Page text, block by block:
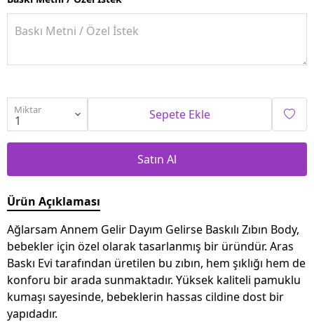
Miktar Sepete Ekle
Satın Al
Ürün Açıklaması
Ağlarsam Annem Gelir Dayım Gelirse Baskılı Zıbın Body,
bebekler için özel olarak tasarlanmış bir üründür. Aras
Baskı Evi tarafından üretilen bu zıbın, hem şıklığı hem de
konforu bir arada sunmaktadır. Yüksek kaliteli pamuklu
kumaşı sayesinde, bebeklerin hassas cildine dost bir
yapıdadır.